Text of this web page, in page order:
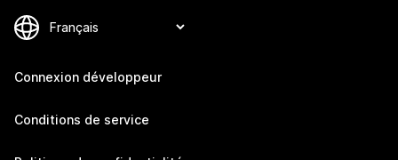
Connexion développeur
Conditions de service